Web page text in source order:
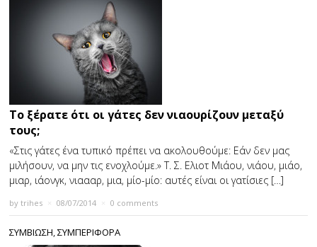
Το ξέρατε ότι οι γάτες δεν νιαουρίζουν μεταξύ
τους;
«Στις γάτες ένα τυπικό πρέπει να ακολουθούμε: Εάν δεν μας
μιλήσουν, να μην τις ενοχλούμε.» Τ. Σ. Ελιοτ Μιάου, νιάου, μιάο,
μιαρ, ιάονγκ, νιαααρ, μια, μίο-μίο: αυτές είναι οι γατίσιες […]
bytrihes 08/07/2014 0 comments
ΣΥΜΒΙΩΣΗ,ΣΥΜΠΕΡΙΦΟΡΑ